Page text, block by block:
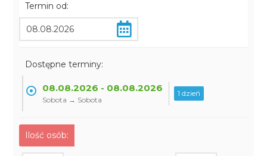
Termin od:
Dostępne terminy:
08.08.2026 - 08.08.2026
Sobota → Sobota
1 dzień
Ilość osób: